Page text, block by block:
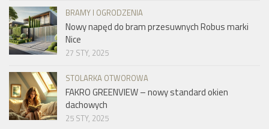
BRAMY I OGRODZENIA
Nowy napęd do bram przesuwnych Robus marki
Nice
27 STY, 2025
STOLARKA OTWOROWA
FAKRO GREENVIEW – nowy standard okien
dachowych
25 STY, 2025